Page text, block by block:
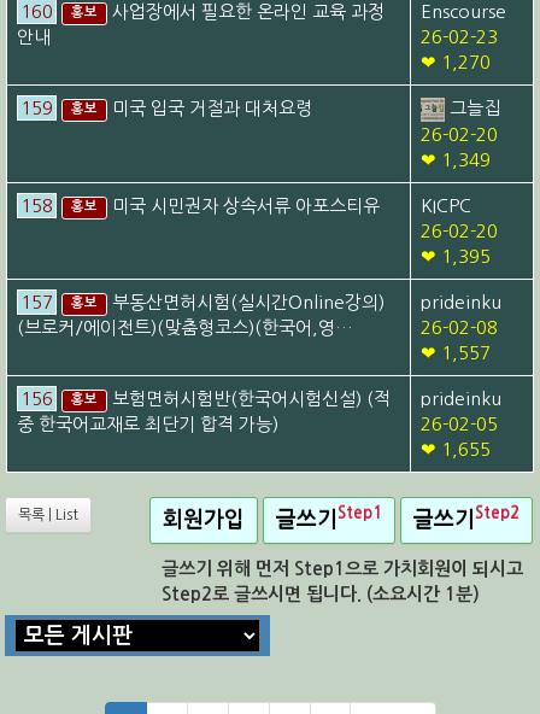
160 홍보
사업장에서 필요한 온라인 교육 과정
안내
Enscourse
26-02-23
❤ 1,270
159 홍보 미국 입국 거절과 대처요령
그늘집
26-02-20
❤ 1,349
158 홍보 미국 시민권자 상속서류 아포스티유
KICPC
26-02-20
❤ 1,395
157 홍보
부동산면허시험(실시간Online강의)
(브로커/에이전트)(맞춤형코스)(한국어,영…
prideinku
26-02-08
❤ 1,557
156 홍보
보험면허시험반(한국어시험신설) (적
중 한국어교재로 최단기 합격 가능)
prideinku
26-02-05
❤ 1,655
목록 | List 회원가입 글쓰기 Step1 글쓰기 Step2
글쓰기 위해 먼저 Step1으로 가치회원이 되시고
Step2로 글쓰시면 됩니다. (소요시간 1분)